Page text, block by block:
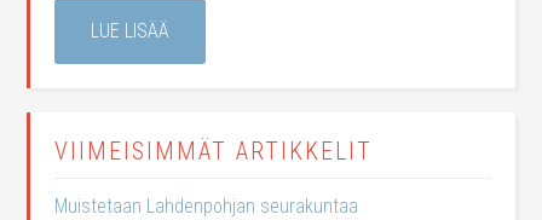
LUE LISÄÄ
VIIMEISIMMÄT ARTIKKELIT
Muistetaan Lahdenpohjan seurakuntaa